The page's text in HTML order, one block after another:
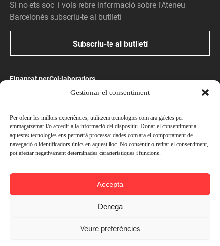
Gestionar el consentiment
Per oferir les millors experiències, utilitzem tecnologies com ara galetes per
emmagatzemar i/o accedir a la informació del dispositiu. Donar el consentiment a
aquestes tecnologies ens permetrà processar dades com ara el comportament de
navegació o identificadors únics en aquest lloc. No consentir o retirar el consentiment,
pot afectar negativament determinades característiques i funcions.
Accepta
Denega
Veure preferències
No socis —Gratuït
Si no ets soci i vols rebre informació sobre l'Ateneu
Barcelonès subscriu-te al butlletí
Subscriu-te al butlletí
Finançat perCol·laboradors
© Ateneu Barcelonès, 2026. Tots els drets reservats
Avís legal